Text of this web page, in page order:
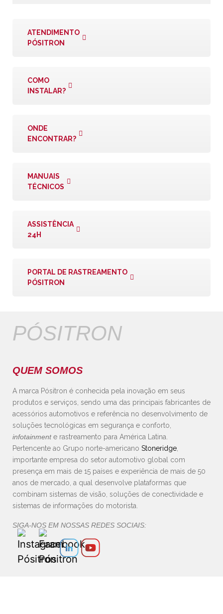
ATENDIMENTO
PÓSITRON
COMO
INSTALAR?
ONDE
ENCONTRAR?
MANUAIS
TÉCNICOS
ASSISTÊNCIA
24H
PORTAL DE RASTREAMENTO
PÓSITRON
PÓSITRON
QUEM SOMOS
A marca Pósitron é conhecida pela inovação em seus
produtos e serviços, sendo uma das principais fabricantes de
acessórios automotivos e referência no desenvolvimento de
soluções tecnológicas em segurança e conforto,
infotainmente rastreamento para América Latina.
Pertencente ao Grupo norte-americano Stoneridge
importante empresa do setor automotivo global com
presença em mais de 15 países e experiência de mais de 50
anos de mercado, a qual desenvolve plataformas que
combinam sistemas de visão, soluções de conectividade e
sistemas de informações do motorista.
SIGA-NOS EM NOSSAS REDES SOCIAIS: